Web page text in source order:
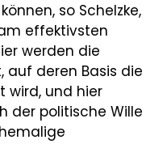
so Schelzke,
effektivsten
werden die
auf deren Basis die
wird, und hier
der politische Wille